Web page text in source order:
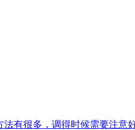
法有很多，调得时候需要注意